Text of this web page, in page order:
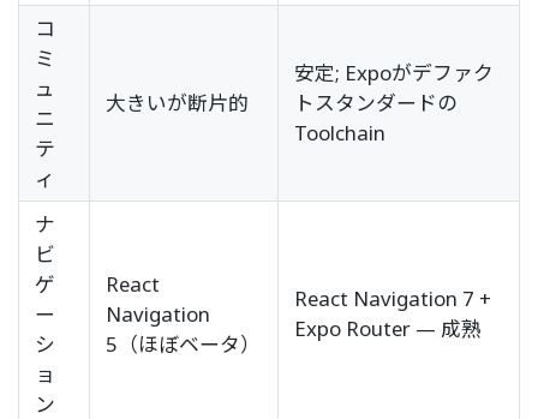
コ
ミ
ュ
ニ
テ
ィ
大きいが断片的
安定; Expoがデファク
トスタンダードの
Toolchain
ナ
ビ
ゲ
ー
シ
ョ
ン
React
Navigation
5（ほぼベータ）
React Navigation 7 +
Expo Router — 成熟